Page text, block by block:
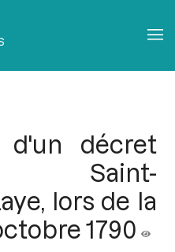
d'un décret
Saint-
lors de la
1790